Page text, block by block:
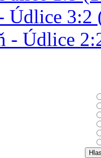
Údlice 3:2
- Údlice